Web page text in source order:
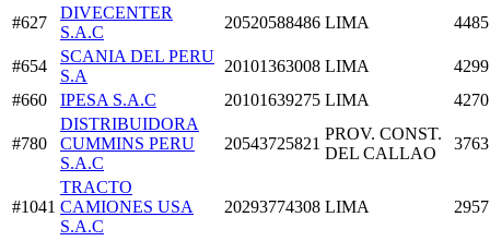
#627
DIVECENTER
S.A.C
20520588486 LIMA
#654
SCANIA DEL PERU
S.A
20101363008 LIMA
#660
IPESA S.A.C 20101639275 LIMA
#780
DISTRIBUIDORA
CUMMINS PERU
S.A.C
20543725821
PROV. CONST.
DEL CALLAO
#1041
TRACTO
CAMIONES USA
S.A.C
20293774308 LIMA